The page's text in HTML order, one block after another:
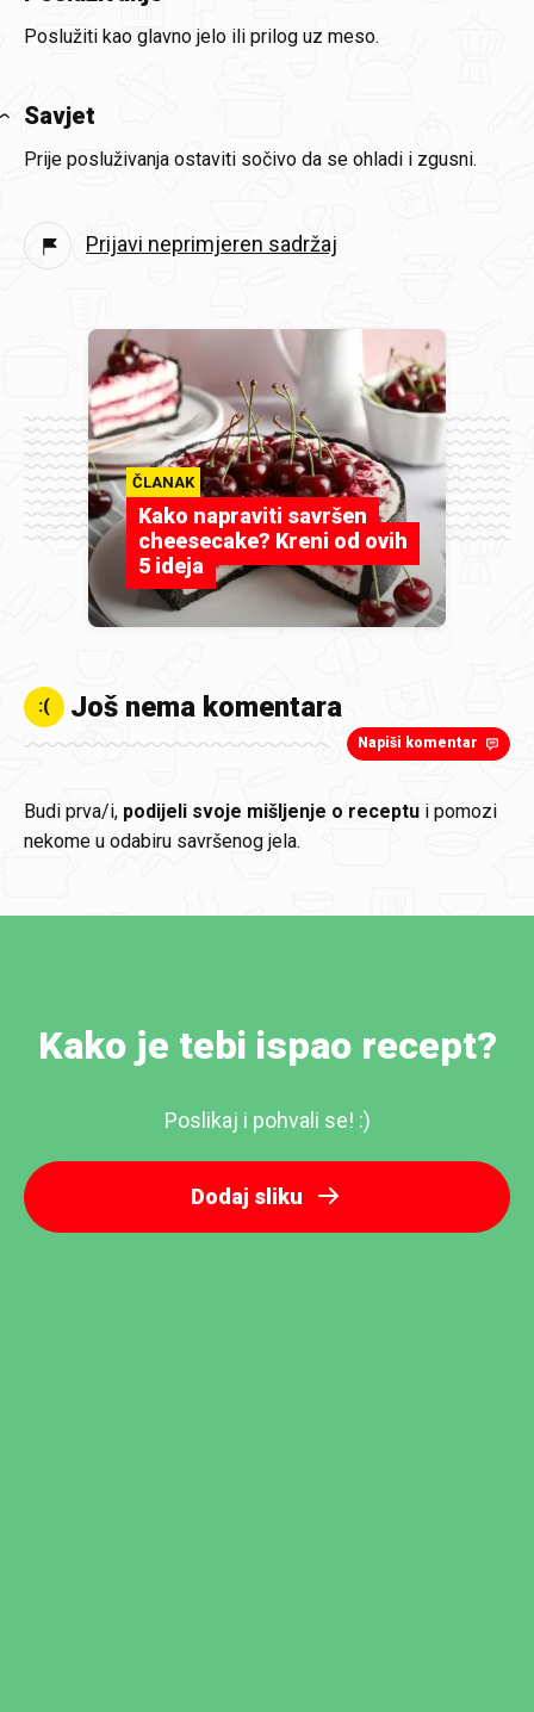
Poslužiti kao glavno jelo ili prilog uz meso.
Savjet
Prije posluživanja ostaviti sočivo da se ohladi i zgusni.
Prijavi neprimjeren sadržaj
ČLANAK
Kako napraviti savršen
cheesecake? Kreni od ovih
5 ideja
:( Još nema komentara
Napiši komentar
Budi prva/i, podijeli svoje mišljenje o receptu i pomozi
nekome u odabiru savršenog jela.
Kako je tebi ispao recept?
Poslikaj i pohvali se! :)
Dodaj sliku